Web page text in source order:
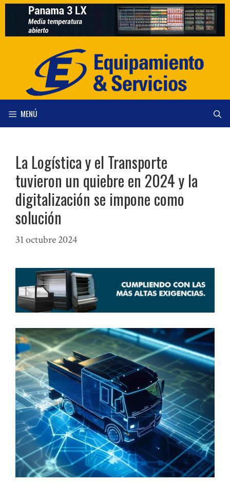
Saltar
contenido
MENÚ
La Logística y el Transporte
tuvieron un quiebre en 2024 y la
digitalización se impone como
solución
31 octubre 2024